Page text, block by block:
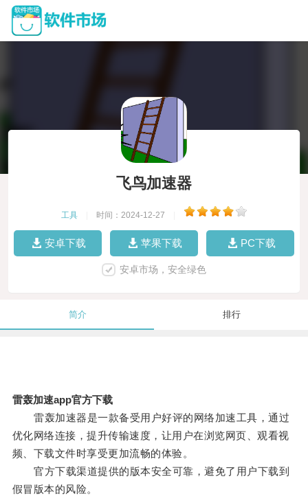
飞鸟加速器
工具 时间：2024-12-27
安卓下载 苹果下载 PC下载
安卓市场，安全绿色
简介 排行
雷轰加速app官方下载
雷轰加速器是一款备受用户好评的网络加速工具，通过
优化网络连接，提升传输速度，让用户在浏览网页、观看视
频、下载文件时享受更加流畅的体验。
官方下载渠道提供的版本安全可靠，避免了用户下载到
假冒版本的风险。